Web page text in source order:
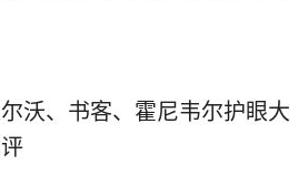
沃、书客、霍尼韦尔护眼大